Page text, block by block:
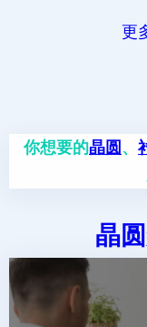
更
你想要的晶圆 、
晶